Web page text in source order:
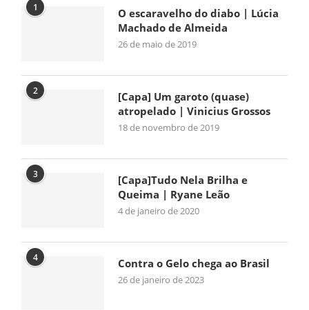
1
O escaravelho do diabo | Lúcia
Machado de Almeida
26 de maio de 2019
2
[Capa] Um garoto (quase)
atropelado | Vinicius Grossos
18 de novembro de 2019
3
[Capa]Tudo Nela Brilha e
Queima | Ryane Leão
4 de janeiro de 2020
4 Contra o Gelo chega ao Brasil
26 de janeiro de 2023